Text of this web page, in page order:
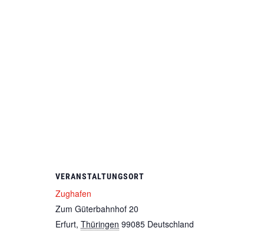
VERANSTALTUNGSORT
Zughafen
Zum Güterbahnhof 20
Erfurt, Thüringen 99085 Deutschland